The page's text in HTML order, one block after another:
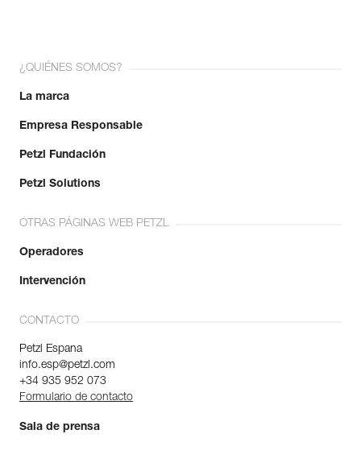
¿QUIÉNES SOMOS?
La marca
Empresa Responsable
Petzl Fundación
Petzl Solutions
OTRAS PÁGINAS WEB PETZL
Operadores
Intervención
CONTACTO
Petzl Espana
info.esp@petzl.com
+34 935 952 073
Formulario de contacto
Sala de prensa